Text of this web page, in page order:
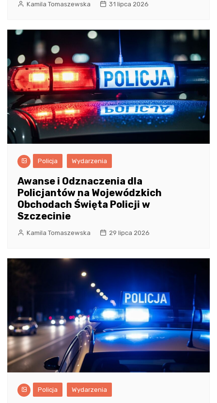
Kamila Tomaszewska 31 lipca 2026
Policja Wydarzenia
Awanse i Odznaczenia dla
Policjantów na Wojewódzkich
Obchodach Święta Policji w
Szczecinie
Kamila Tomaszewska 29 lipca 2026
Policja Wydarzenia